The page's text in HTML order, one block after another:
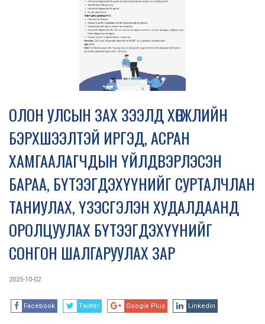
ОЛОН УЛСЫН ЗАХ ЗЭЭЛД ХӨГЖЛИЙН
БЭРХШЭЭЛТЭЙ ИРГЭД, АСРАН
ХАМГААЛАГЧДЫН ҮЙЛДВЭРЛЭСЭН
БАРАА, БҮТЭЭГДЭХҮҮНИЙГ СУРТАЛЧЛАН
ТАНИУЛАХ, ҮЗЭСГЭЛЭН ХУДАЛДААНД
ОРОЛЦУУЛАХ БҮТЭЭГДЭХҮҮНИЙГ
СОНГОН ШАЛГАРУУЛАХ ЗАР
2025-10-02
Facebook Twitter Google Plus Linkedin